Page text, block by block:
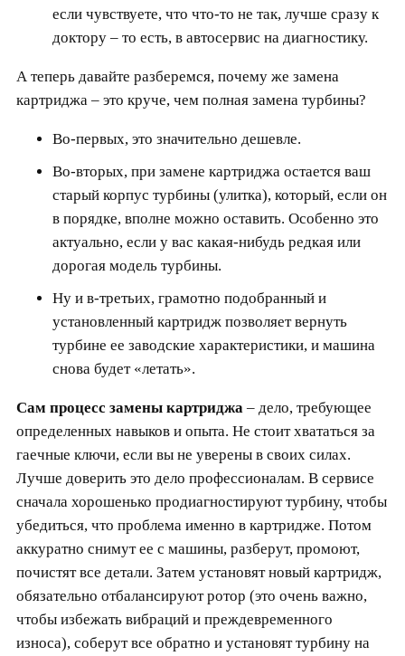
если чувствуете, что что-то не так, лучше сразу к
доктору – то есть, в автосервис на диагностику.
А теперь давайте разберемся, почему же замена
картриджа – это круче, чем полная замена турбины?
Во-первых, это значительно дешевле.
Во-вторых, при замене картриджа остается ваш
старый корпус турбины (улитка), который, если он
в порядке, вполне можно оставить. Особенно это
актуально, если у вас какая-нибудь редкая или
дорогая модель турбины.
Ну и в-третьих, грамотно подобранный и
установленный картридж позволяет вернуть
турбине ее заводские характеристики, и машина
снова будет «летать».
Сам процесс замены картриджа – дело, требующее
определенных навыков и опыта. Не стоит хвататься за
гаечные ключи, если вы не уверены в своих силах.
Лучше доверить это дело профессионалам. В сервисе
сначала хорошенько продиагностируют турбину, чтобы
убедиться, что проблема именно в картридже. Потом
аккуратно снимут ее с машины, разберут, промоют,
почистят все детали. Затем установят новый картридж,
обязательно отбалансируют ротор (это очень важно,
чтобы избежать вибраций и преждевременного
износа), соберут все обратно и установят турбину на